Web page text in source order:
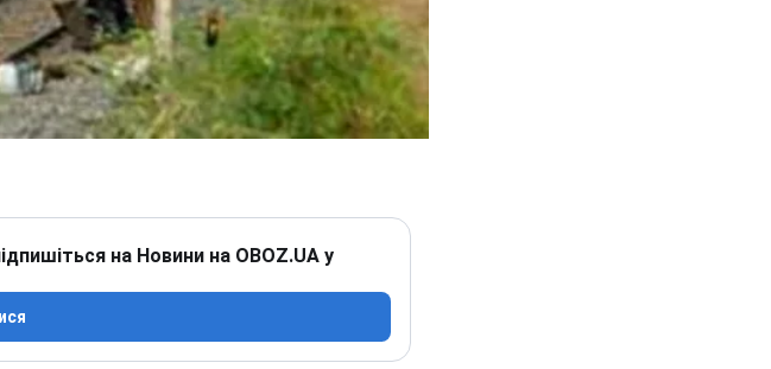
на Новини на OBOZ.UA у